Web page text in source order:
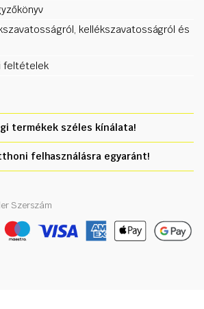
kellékszavatosságról és
feltételek
termékek széles kínálata!
felhasználásra egyaránt!
Szerszám